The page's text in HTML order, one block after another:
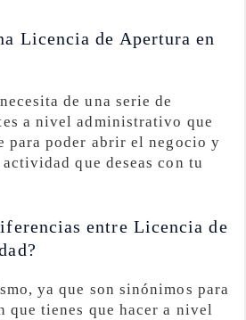
Licencia de Apertura en
necesita de una serie de
a nivel administrativo que
para poder abrir el negocio y
que deseas con tu
entre Licencia de
ya que son sinónimos para
que tienes que hacer a nivel